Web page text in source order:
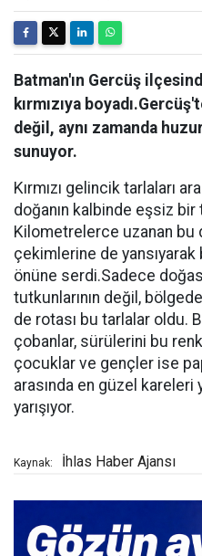
Batman'ın Gercüş
kırmızıya
değil, aynı zamanda
sunuyor.
Kırmızı gelincik tarlaları
doğanın kalbinde eşsiz
Kilometrelerce uzanan bu
çekimlerine de
önüne serdi.Sadece
tutkunlarının değil,
de rotası bu tarlalar oldu.
çobanlar, sürülerini bu
çocuklar ve gençler ise
arasında en güzel
yarışıyor.
Kaynak: İhlas Haber Ajansı